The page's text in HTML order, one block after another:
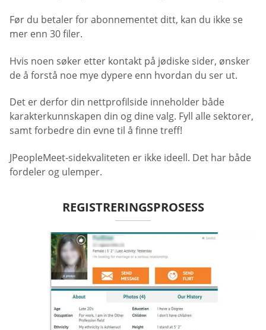
Før du betaler for abonnementet ditt, kan du ikke se
mer enn 30 filer.
Hvis noen søker etter kontakt på jødiske sider, ønsker
de å forstå noe mye dypere enn hvordan du ser ut.
Det er derfor din nettprofilside inneholder både
karakterkunnskapen din og dine valg. Fyll alle sektorer,
samt forbedre din evne til å finne treff!
JPeopleMeet-sidekvaliteten er ikke ideell. Det har både
fordeler og ulemper.
REGISTRERINGSPROSESS